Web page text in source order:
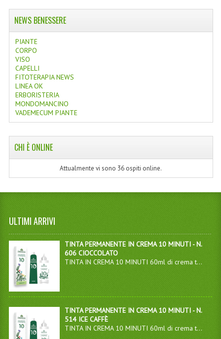
NEWS BENESSERE
PIANTE
CORPO
VISO
CAPELLI
FITOTERAPIA NEWS
LINEA OK
ERBORISTERIA
MONDOMANCINO
VADEMECUM PIANTE
CHI È ONLINE
Attualmente vi sono 36 ospiti online.
ULTIMI ARRIVI
TINTA PERMANENTE IN CREMA 10 MINUTI - N.
606 CIOCCOLATO
TINTA IN CREMA 10 MINUTI 60ml di crema t...
TINTA PERMANENTE IN CREMA 10 MINUTI - N.
514 ICE CAFFÈ
TINTA IN CREMA 10 MINUTI 60ml di crema t...